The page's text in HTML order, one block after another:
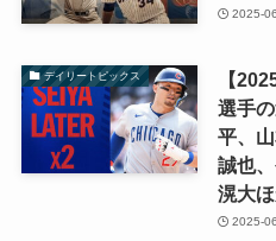
2025-
デイリートピックス
【
選手
平、
誠也
滉大
2025-